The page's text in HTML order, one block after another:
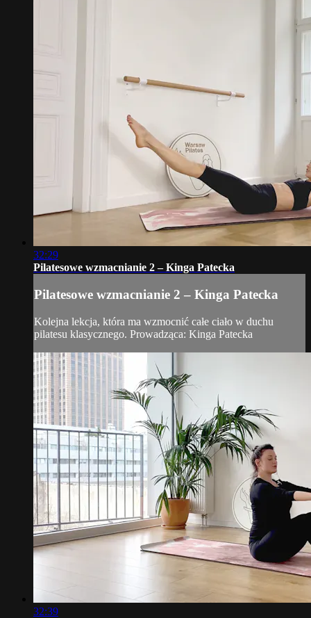
32:29
Pilatesowe wzmacnianie 2 – Kinga Patecka
Pilatesowe wzmacnianie 2 – Kinga Patecka
Kolejna lekcja, która ma wzmocnić całe ciało w duchu
pilatesu klasycznego. Prowadząca: Kinga Patecka
32:39